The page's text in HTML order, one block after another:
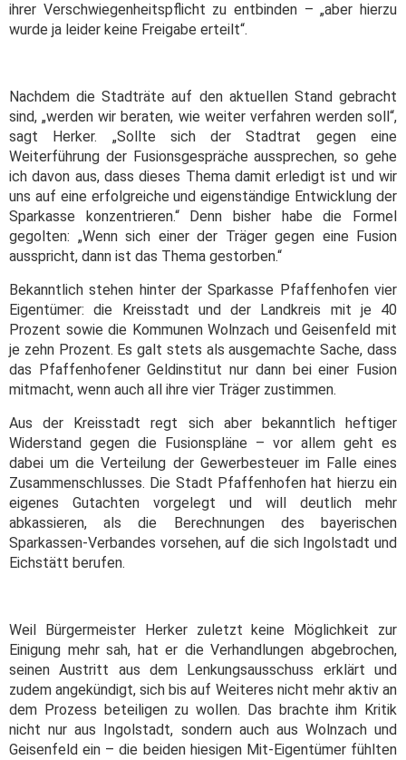
ihrer Verschwiegenheitspflicht zu entbinden – „aber hierzu
wurde ja leider keine Freigabe erteilt“.
Nachdem die Stadträte auf den aktuellen Stand gebracht
sind, „werden wir beraten, wie weiter verfahren werden soll“,
sagt Herker. „Sollte sich der Stadtrat gegen eine
Weiterführung der Fusionsgespräche aussprechen, so gehe
ich davon aus, dass dieses Thema damit erledigt ist und wir
uns auf eine erfolgreiche und eigenständige Entwicklung der
Sparkasse konzentrieren.“ Denn bisher habe die Formel
gegolten: „Wenn sich einer der Träger gegen eine Fusion
ausspricht, dann ist das Thema gestorben.“
Bekanntlich stehen hinter der Sparkasse Pfaffenhofen vier
Eigentümer: die Kreisstadt und der Landkreis mit je 40
Prozent sowie die Kommunen Wolnzach und Geisenfeld mit
je zehn Prozent. Es galt stets als ausgemachte Sache, dass
das Pfaffenhofener Geldinstitut nur dann bei einer Fusion
mitmacht, wenn auch all ihre vier Träger zustimmen.
Aus der Kreisstadt regt sich aber bekanntlich heftiger
Widerstand gegen die Fusionspläne – vor allem geht es
dabei um die Verteilung der Gewerbesteuer im Falle eines
Zusammenschlusses. Die Stadt Pfaffenhofen hat hierzu ein
eigenes Gutachten vorgelegt und will deutlich mehr
abkassieren, als die Berechnungen des bayerischen
Sparkassen-Verbandes vorsehen, auf die sich Ingolstadt und
Eichstätt berufen.
Weil Bürgermeister Herker zuletzt keine Möglichkeit zur
Einigung mehr sah, hat er die Verhandlungen abgebrochen,
seinen Austritt aus dem Lenkungsausschuss erklärt und
zudem angekündigt, sich bis auf Weiteres nicht mehr aktiv an
dem Prozess beteiligen zu wollen. Das brachte ihm Kritik
nicht nur aus Ingolstadt, sondern auch aus Wolnzach und
Geisenfeld ein – die beiden hiesigen Mit-Eigentümer fühlten